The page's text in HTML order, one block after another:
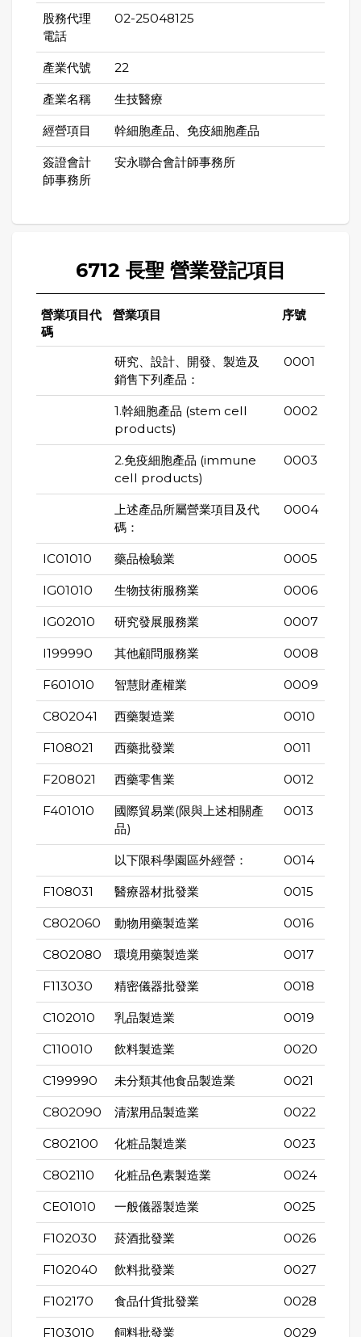
股務代理
電話
02-25048125
產業代號 22
產業名稱 生技醫療
經營項目 幹細胞產品、免疫細胞產品
簽證會計
師事務所
安永聯合會計師事務所
6712 長聖 營業登記項目
營業項目代
碼
營業項目 序號
研究、設計、開發、製造及
銷售下列產品：
0001
1.幹細胞產品 (stem cell
products)
0002
2.免疫細胞產品 (immune
cell products)
0003
上述產品所屬營業項目及代
碼：
0004
IC01010 藥品檢驗業 0005
IG01010 生物技術服務業 0006
IG02010 研究發展服務業 0007
I199990 其他顧問服務業 0008
F601010 智慧財產權業 0009
C802041 西藥製造業 0010
F108021 西藥批發業 0011
F208021 西藥零售業 0012
F401010
國際貿易業(限與上述相關產
品)
0013
以下限科學園區外經營： 0014
F108031 醫療器材批發業 0015
C802060 動物用藥製造業 0016
C802080 環境用藥製造業 0017
F113030 精密儀器批發業 0018
C102010 乳品製造業 0019
C110010 飲料製造業 0020
C199990 未分類其他食品製造業 0021
C802090 清潔用品製造業 0022
C802100 化粧品製造業 0023
C802110 化粧品色素製造業 0024
CE01010 一般儀器製造業 0025
F102030 菸酒批發業 0026
F102040 飲料批發業 0027
F102170 食品什貨批發業 0028
F103010 飼料批發業 0029